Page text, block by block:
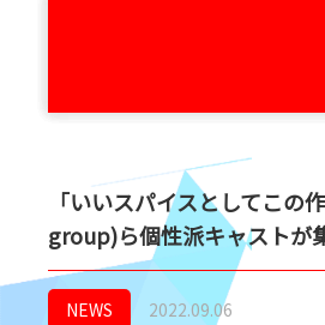
「いいスパイスとしてこ
group)ら個性派キャストが
NEWS 2022.09.06